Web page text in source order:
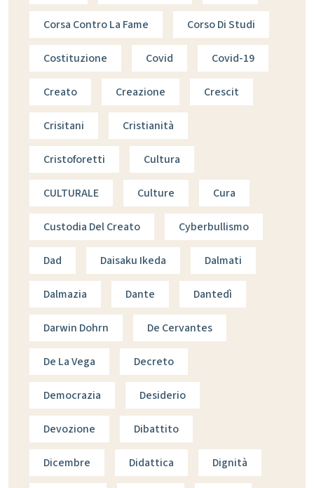
Corsa Contro La Fame Corso Di Studi
Costituzione Covid Covid-19
Creato Creazione Crescit
Crisitani Cristianità
Cristoforetti Cultura
CULTURALE Culture Cura
Custodia Del Creato Cyberbullismo
Dad Daisaku Ikeda Dalmati
Dalmazia Dante Dantedì
Darwin Dohrn De Cervantes
De La Vega Decreto
Democrazia Desiderio
Devozione Dibattito
Dicembre Didattica Dignità